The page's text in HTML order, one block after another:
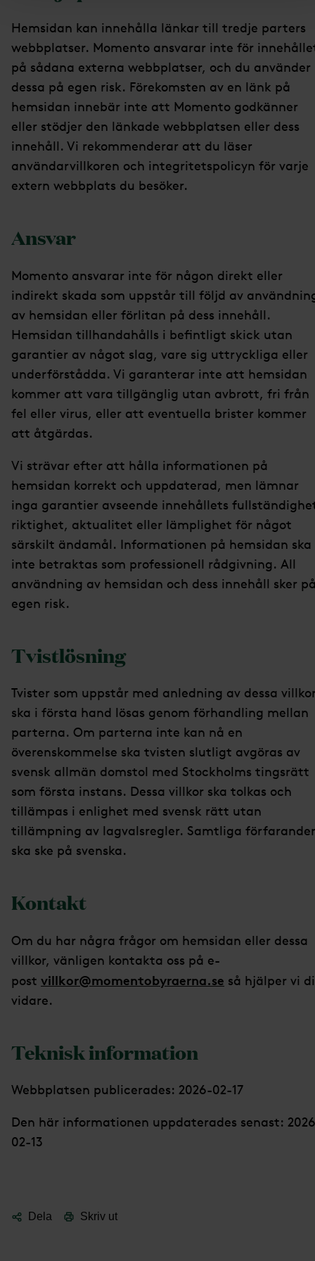
Hemsidan kan innehålla länkar till tredje parters
webbplatser. Momento ansvarar inte för
på sådana externa webbplatser, och du använder
dessa på egen risk. Förekomsten av en länk på
hemsidan innebär inte att Momento godkänner
eller stödjer den länkade webbplatsen eller dess
innehåll. Vi rekommenderar att du läser
användarvillkoren och integritetspolicyn för varje
extern webbplats du besöker.
Ansvar
Momento ansvarar inte för någon direkt eller
indirekt skada som uppstår till följd av
av hemsidan eller förlitan på dess innehåll.
Hemsidan tillhandahålls i befintligt skick utan
garantier av något slag, vare sig uttryckliga eller
underförstådda. Vi garanterar inte att hemsidan
kommer att vara tillgänglig utan avbrott, fri från
fel eller virus, eller att eventuella brister kommer
att åtgärdas.
Vi strävar efter att hålla informationen på
hemsidan korrekt och uppdaterad, men lämnar
inga garantier avseende innehållets
riktighet, aktualitet eller lämplighet för något
särskilt ändamål. Informationen på hemsidan ska
inte betraktas som professionell rådgivning. All
användning av hemsidan och dess innehåll sker
egen risk.
Tvistlösning
Tvister som uppstår med anledning av dessa
ska i första hand lösas genom förhandling mellan
parterna. Om parterna inte kan nå en
överenskommelse ska tvisten slutligt avgöras av
svensk allmän domstol med Stockholms tingsrätt
som första instans. Dessa villkor ska tolkas och
tillämpas i enlighet med svensk rätt utan
tillämpning av lagvalsregler. Samtliga
ska ske på svenska.
Kontakt
Om du har några frågor om hemsidan eller dessa
villkor, vänligen kontakta oss på e-
post villkor@momentobyraerna.se så hjälper vi
vidare.
Teknisk information
Webbplatsen publicerades: 2026-02-17
Den här informationen uppdaterades senast:
02-13
Dela Skriv ut